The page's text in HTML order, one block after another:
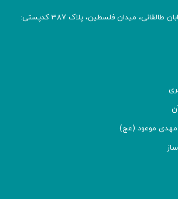
آدرس: پسـتی تهران، خیابان طالقانی، میدان فلسطین، پلاک 387 کدپستی:
مهدی موعود (عج)